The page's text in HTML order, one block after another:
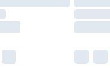
moeten
ongeopende